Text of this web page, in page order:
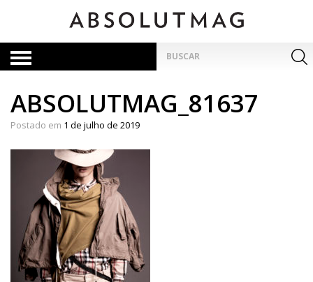
por:
ABSOLUTMAG_81637
Postado em 1 de julho de 2019